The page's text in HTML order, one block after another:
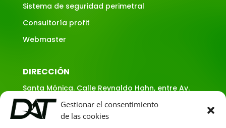
Gestionar el consentimiento
de las cookies
Sistema de seguridad perimetral
Consultoría profit
Webmaster
DIRECCIÓN
Santa Mónica. Calle Reynaldo Hahn, entre Av.
Teresa de la Parra y Av. Francisco Pimentel.
Quinta Olmagui. Punto de referencia: